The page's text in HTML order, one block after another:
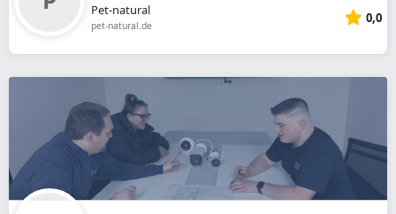
Pet-natural
pet-natural.de 0,0